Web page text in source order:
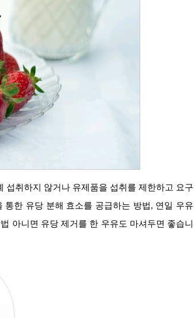
한 유당 분해 효소를 공급하는 방법, 연일 우유
아니면 유당 제거를 한 우유도 마셔두면 좋습니